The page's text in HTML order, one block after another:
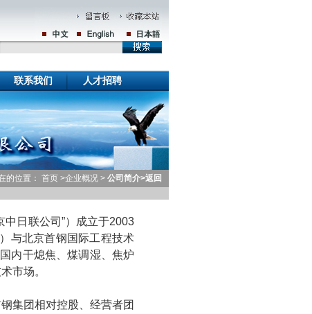
联系我们 人才招聘
的位置： 首页 >企业概况 > 公司简介>返回
中日联公司”）成立于2003
与北京首钢国际工程技术
内干熄焦、煤调湿、焦炉
市场。
集团相对控股、经营者团